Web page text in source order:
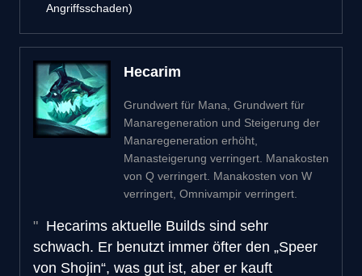
Angriffsschaden)
Hecarim
Grundwert für Mana, Grundwert für
Manaregeneration und Steigerung der
Manaregeneration erhöht,
Manasteigerung verringert. Manakosten
von Q verringert. Manakosten von W
verringert, Omnivampir verringert.
Hecarims aktuelle Builds sind sehr
schwach. Er benutzt immer öfter den „Speer
von Shojin“, was gut ist, aber er kauft